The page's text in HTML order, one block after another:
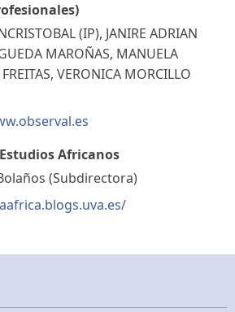
(IP), JANIRE ADRIAN
MAROÑAS, MANUELA
VERONICA MORCILLO
Africanos
(Subdirectora)